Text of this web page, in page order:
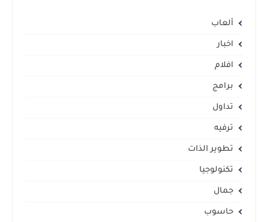
ألعاب
اخبار
افلام
برامج
تداول
ترفيه
تطوير الذات
تكنولوجيا
جمال
حاسوب